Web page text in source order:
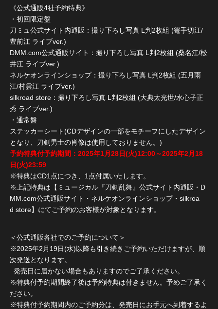
《公式通販4社予約特典》
・初回限定盤
刀ミュ公式サイト内通販：撮り下ろし写真 L判2枚組 (篭手切江/
豊前江 ライブver.)
DMM.com公式通販サイト：撮り下ろし写真 L判2枚組 (桑名江/松
井江 ライブver.)
ネルケオンラインショップ：撮り下ろし写真 L判2枚組 (五月雨
江/村雲江 ライブver.)
silkroad store：撮り下ろし写真 L判2枚組 (大典太光世/水心子正
秀 ライブver.)
・通常盤
ステッカーシート(CDデザインの一部をモチーフにしたデザイン
となり、刀剣男士の肖像は使用しておりません。)
予約特典付予約期間：2025年1月28日(火)12:00～2025年2月18
日(火)23:59
※特典はCD1点につき、1点付属いたします。
※上記特典は【ミュージカル『刀剣乱舞』公式サイト内通販・D
MM.com公式通販サイト・ネルケオンラインショップ・silkroa
d store】にてご予約のお客様が対象となります。
＜公式通販各社でのご予約について＞
※2025年2月19日(水)以降も引き続きご予約いただけますが、順
次発送となります。
発売日に届かない場合もありますのでご了承ください。
※特典付予約期間終了後は予約特典は付きません。予めご了承く
ださい。
※特典付予約期間内のご予約分は、発売日にお手元へ到着するよ